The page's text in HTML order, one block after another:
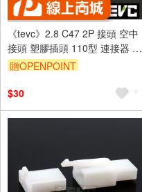
《tevc》2.8 C47 2P 接頭 空中
接頭 塑膠插頭 110型 連接器 快
速公母端子插座 電線接頭
贈OPENPOINT
$30